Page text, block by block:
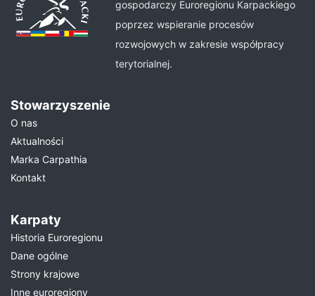
gospodarczy Euroregionu Karpackiego
poprzez wspieranie procesów
rozwojowych w zakresie współpracy
terytorialnej.
Stowarzyszenie
O nas
Aktualności
Marka Carpathia
Kontakt
Karpaty
Historia Euroregionu
Dane ogólne
Strony krajowe
Inne euroregiony